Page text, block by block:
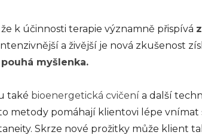
k účinnosti terapie významně přispívá
a živější je nová zkušenost
myšlenka.
také bioenergetická cvičenía další
metodypomáhají klientovi lépe vnímat
Skrze nové prožitky může klient